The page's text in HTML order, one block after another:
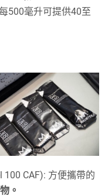
500毫升可提供40至
100 CAF): 方便攜帶的
。